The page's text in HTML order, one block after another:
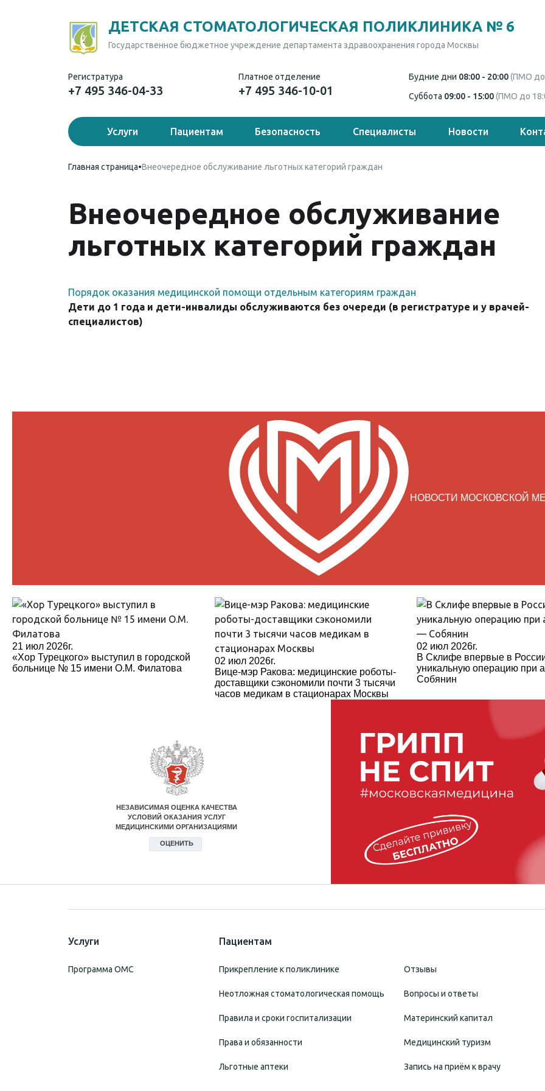
ДЕТСКАЯ СТОМАТОЛОГИЧЕСКАЯ ПОЛИКЛИНИКА № 6
Государственное бюджетное учреждение департамента здравоохранения города Москвы
Регистратура
+7 495 346-04-33
Платное отделение
+7 495 346-10-01
Будние дни 08:00 - 20:00(ПМО до
Суббота 09:00 - 15:00(ПМО до
Услуги Пациентам Безопасность Специалисты Новости
Главная страница•Внеочередное обслуживание льготных категорий граждан
Внеочередное обслуживание
льготных категорий граждан
Порядок оказания медицинской помощи отдельным категориям граждан
Дети до 1 года и дети-инвалиды обслуживаются без очереди (в регистратуре и у врачей-
специалистов)
НОВОСТИ МОСКОВСКОЙ
21 июл 2026г.
«Хор Турецкого» выступил в городской
больнице № 15 имени О.М. Филатова
02 июл 2026г.
Вице-мэр Ракова: медицинские роботы-
доставщики сэкономили почти 3 тысячи
часов медикам в стационарах Москвы
02 июл 2026г.
В Склифе впервые в
уникальную операцию при
Собянин
Услуги
Программа ОМС
Пациентам
Прикрепление к поликлинике Отзывы
Неотложная стоматологическая помощь Вопросы и ответы
Правила и сроки госпитализации Материнский капитал
Права и обязанности Медицинский туризм
Льготные аптеки Запись на приём к врачу